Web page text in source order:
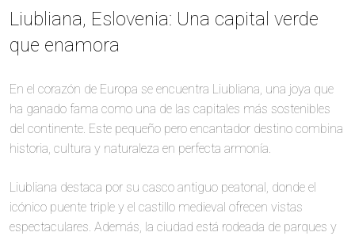
Liubliana, Eslovenia: Una capital verde
que enamora
En el corazón de Europa se encuentra Liubliana, una joya que
ha ganado fama como una de las capitales más sostenibles
del continente. Este pequeño pero encantador destino combina
historia, cultura y naturaleza en perfecta armonía.
Liubliana destaca por su casco antiguo peatonal, donde el
icónico puente triple y el castillo medieval ofrecen vistas
espectaculares. Además, la ciudad está rodeada de parques y